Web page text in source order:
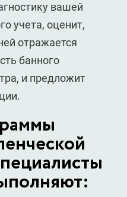
вашей
учета, оценит,
отражается
банного
и предложит